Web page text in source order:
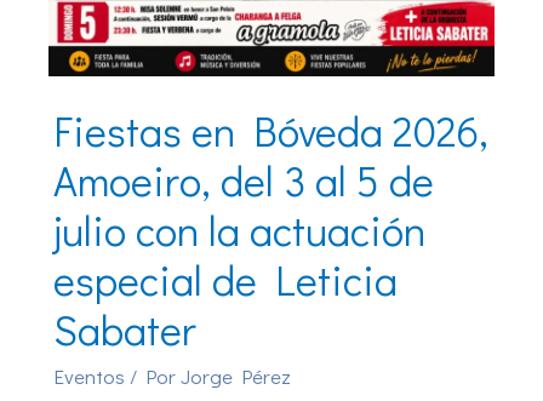
Fiestas en Bóveda 2026,
Amoeiro, del 3 al 5 de
julio con la actuación
especial de Leticia
Sabater
Eventos / PorJorge Pérez